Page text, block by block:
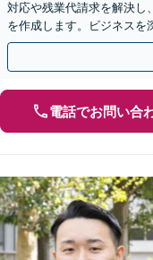
対応や残業代請求を解決し
を作成します。ビジネスを
益と今後の事業成長を守り
電話でお問い合